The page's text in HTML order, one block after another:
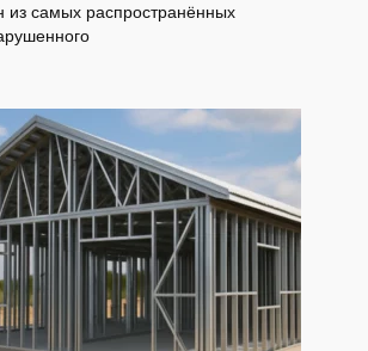
самых распространённых